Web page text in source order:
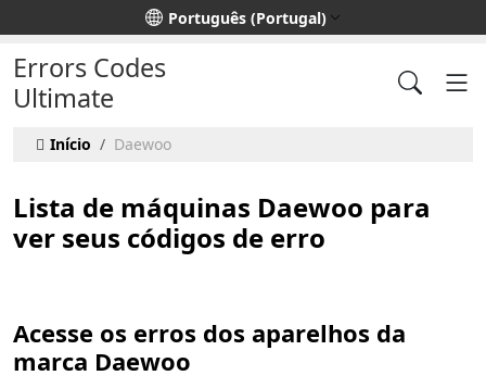
Escolha o seu idioma Português (Portugal)
Errors Codes
Ultimate
Início Daewoo
Lista de máquinas Daewoo para
ver seus códigos de erro
Acesse os erros dos aparelhos da
marca Daewoo